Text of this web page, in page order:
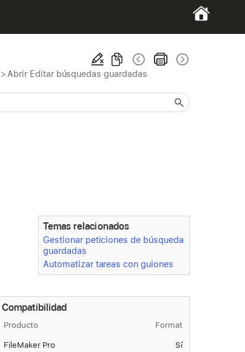
> Abrir Editar búsquedas guardadas
Temas relacionados
Gestionar peticiones de búsqueda
guardadas
Automatizar tareas con guiones
Compatibilidad
Producto Format
FileMaker Pro Sí